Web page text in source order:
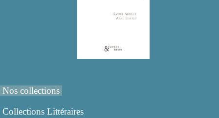
Nos collections
Collections Littéraires